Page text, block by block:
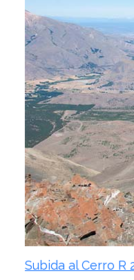
Subida al Cerro R